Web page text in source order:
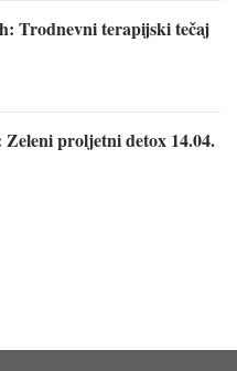
Trodnevni terapijski tečaj
proljetni detox 14.04.